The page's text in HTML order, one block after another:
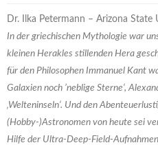
Galerie
Kontakt
Dr. Ilka Petermann – Arizona State
In der griechischen Mythologie war
kleinen Herakles stillenden Hera
für den Philosophen Immanuel Kant
Galaxien noch ’neblige Sterne‘,
‚Welteninseln‘. Und den
(Hobby-)Astronomen von heute sei
Hilfe der Ultra-Deep-Field-